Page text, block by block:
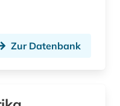
Zur Datenbank